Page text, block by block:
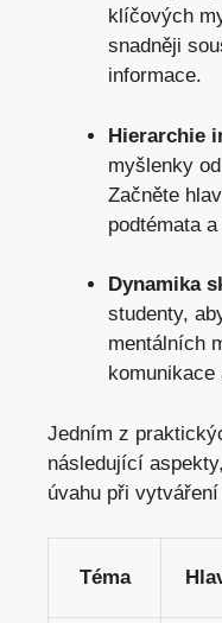
klíčových
snadněji
informace.
Hierarchie
myšlenky
Začněte
podtémata
Dynamika
studenty,
mentálních
komunikace
Jedním z
následující
úvahu při
Téma